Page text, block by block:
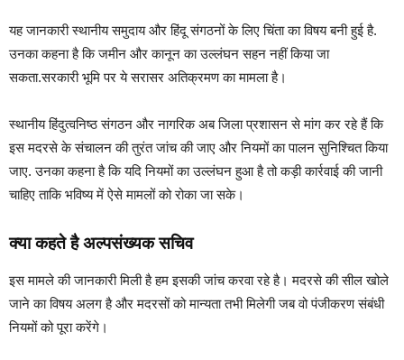
यह जानकारी स्थानीय समुदाय और हिंदू संगठनों के लिए चिंता का विषय बनी हुई है.
उनका कहना है कि जमीन और कानून का उल्लंघन सहन नहीं किया जा
सकता.सरकारी भूमि पर ये सरासर अतिक्रमण का मामला है।
स्थानीय हिंदुत्वनिष्ठ संगठन और नागरिक अब जिला प्रशासन से मांग कर रहे हैं कि
इस मदरसे के संचालन की तुरंत जांच की जाए और नियमों का पालन सुनिश्चित किया
जाए. उनका कहना है कि यदि नियमों का उल्लंघन हुआ है तो कड़ी कार्रवाई की जानी
चाहिए ताकि भविष्य में ऐसे मामलों को रोका जा सके।
क्या कहते है अल्पसंख्यक सचिव
इस मामले की जानकारी मिली है हम इसकी जांच करवा रहे है। मदरसे की सील खोले
जाने का विषय अलग है और मदरसों को मान्यता तभी मिलेगी जब वो पंजीकरण संबंधी
नियमों को पूरा करेंगे।